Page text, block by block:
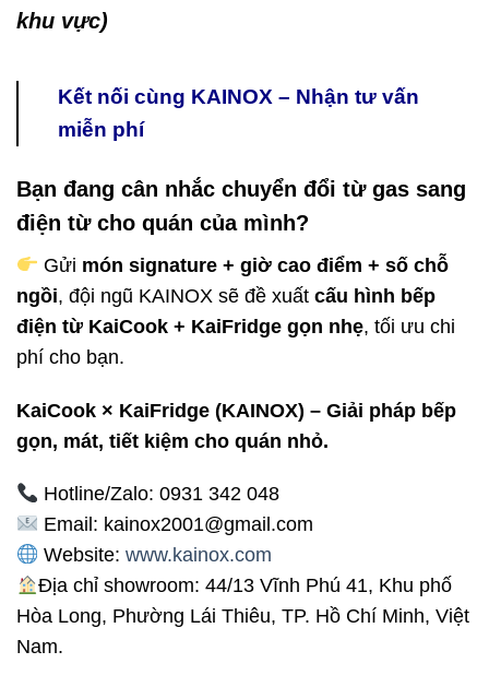
khu vực)
Kết nối cùng KAINOX – Nhận tư vấn
miễn phí
Bạn đang cân nhắc chuyển đổi từ gas sang
điện từ cho quán của mình?
Gửi món signature + giờ cao điểm + số chỗ
ngồi, đội ngũ KAINOX sẽ đề xuất cấu hình bếp
điện từ KaiCook + KaiFridge gọn nhẹ, tối ưu chi
phí cho bạn.
KaiCook × KaiFridge (KAINOX) – Giải pháp bếp
gọn, mát, tiết kiệm cho quán nhỏ.
Hotline/Zalo: 0931 342 048
Email: kainox2001@gmail.com
Website:www.kainox.com
Địa chỉ showroom: 44/13 Vĩnh Phú 41, Khu phố
Hòa Long, Phường Lái Thiêu, TP. Hồ Chí Minh, Việt
Nam.